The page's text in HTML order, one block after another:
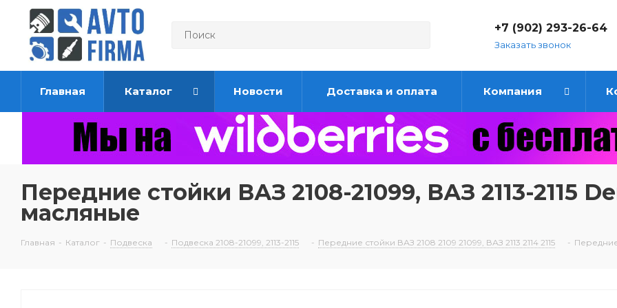
+7 (902) 293-26-64
Заказать звонок
Главная Каталог Новости Доставка и оплата Компания
Передние стойки ВАЗ 2108-21099, ВАЗ 2113-2115
масляные
Главная - Каталог - Подвеска - Подвеска 2108-21099, 2113-2115 - Передние стойки ВАЗ 2108 2109 21099, ВАЗ 2113 2114 2115 -